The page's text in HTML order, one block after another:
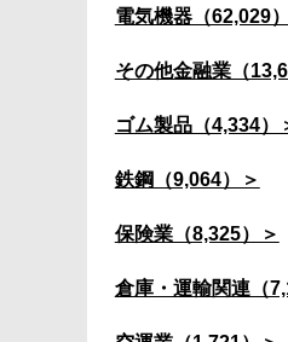
電気機器（62,029
その他金融業（
ゴム製品（4,334）
鉄鋼（9,064）＞
保険業（8,325）＞
倉庫・運輸関連（